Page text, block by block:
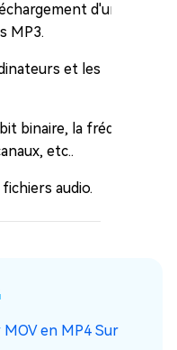
d'un
MP3.
et les
binaire, la fréquence
etc..
audio.
en MP4 Sur